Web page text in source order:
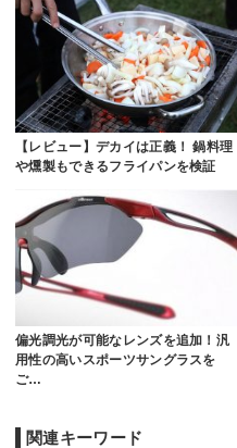
【レビュー】デカイは正義！ 鍋料理
や燻製もできるフライパンを検証
偏光調光が可能なレンズを追加！汎
用性の高いスポーツサングラスを
ご…
関連キーワード